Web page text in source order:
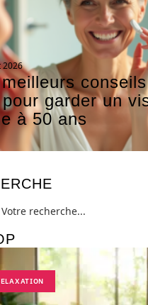
2026
garder un
à 50 ans